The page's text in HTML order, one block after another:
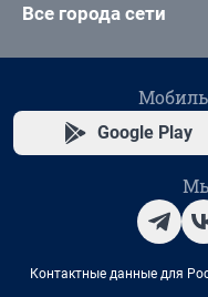
Все города сети
Google Play
Контактные данные для